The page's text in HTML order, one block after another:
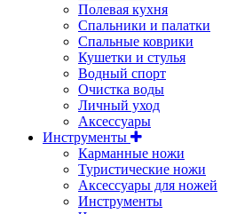
Полевая кухня
Спальники и палатки
Спальные коврики
Кушетки и стулья
Водный спорт
Очистка воды
Личный уход
Аксессуары
Инструменты
Карманные ножи
Туристические ножи
Аксессуары для ножей
Инструменты